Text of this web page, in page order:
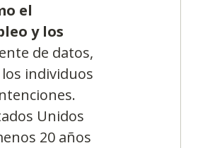
el
y los
de datos,
individuos
Unidos
20 años